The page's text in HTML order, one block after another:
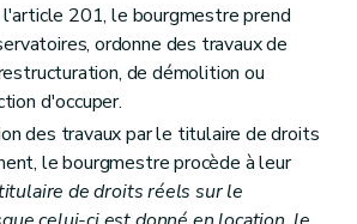
l'article 201, le bourgmestre prend
ordonne des travaux de
de démolition ou
d'occuper.
des travaux par le titulaire de droits
le bourgmestre procède à leur
de droits réels sur le